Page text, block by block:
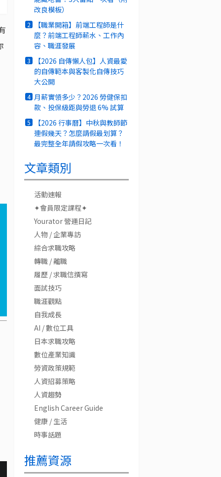
改良模板）
2
【職業開箱】前端工程師是什
麼？前端工程師薪水、工作內
容、職涯發展
3
【2026 自傳懶人包】人資最愛
的自傳範本與客製化自傳技巧
大公開
4 月薪實領多少？2026 勞健保扣
款、投保級距與勞退 6% 試算
5
【2026 行事曆】中秋與教師節
連假幾天？怎麼請假最划算？
最完整全年請假攻略一次看！
文章類別
活動速報
✦會員限定課程✦
Yourator 營運日記
人物 / 企業專訪
綜合求職攻略
轉職 / 離職
履歷 / 求職信撰寫
面試技巧
職涯觀點
自我成長
AI / 數位工具
日本求職攻略
數位產業知識
勞資政策規範
人資招募策略
人資趨勢
English Career Guide
健康 / 生活
時事話題
推薦資源